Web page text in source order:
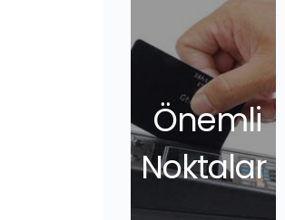
Önemli
Noktalar